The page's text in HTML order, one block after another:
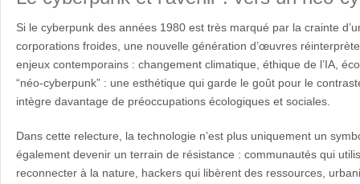
Si le cyberpunk des années 1980 est très marqué par la crainte
corporations froides, une nouvelle génération d’œuvres
enjeux contemporains : changement climatique, éthique de l’IA,
“néo-cyberpunk” : une esthétique qui garde le goût pour le
intègre davantage de préoccupations écologiques et sociales.
Dans cette relecture, la technologie n’est plus uniquement un
également devenir un terrain de résistance : communautés qui
reconnecter à la nature, hackers qui libèrent des ressources,